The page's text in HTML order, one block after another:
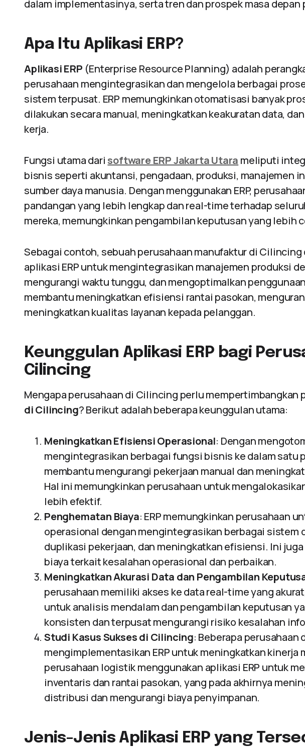
dalam implementasinya, serta tren dan prospek masa depan
Apa Itu Aplikasi ERP?
Aplikasi ERP (Enterprise Resource Planning) adalah
perusahaan mengintegrasikan dan mengelola berbagai
sistem terpusat. ERP memungkinkan otomatisasi banyak
dilakukan secara manual, meningkatkan keakuratan data,
kerja.
Fungsi utama dari software ERP Jakarta Utara meliputi
bisnis seperti akuntansi, pengadaan, produksi, manajemen
sumber daya manusia. Dengan menggunakan ERP,
pandangan yang lebih lengkap dan real-time terhadap
mereka, memungkinkan pengambilan keputusan yang lebih
Sebagai contoh, sebuah perusahaan manufaktur di Cilincing
aplikasi ERP untuk mengintegrasikan manajemen produksi
mengurangi waktu tunggu, dan mengoptimalkan penggunaan
membantu meningkatkan efisiensi rantai pasokan,
meningkatkan kualitas layanan kepada pelanggan.
Keunggulan Aplikasi ERP bagi
Cilincing
Mengapa perusahaan di Cilincing perlu mempertimbangkan
di Cilincing? Berikut adalah beberapa keunggulan utama:
Meningkatkan Efisiensi Operasional: Dengan
mengintegrasikan berbagai fungsi bisnis ke dalam satu
membantu mengurangi pekerjaan manual dan
Hal ini memungkinkan perusahaan untuk
lebih efektif.
Penghematan Biaya: ERP memungkinkan perusahaan
operasional dengan mengintegrasikan berbagai sistem
duplikasi pekerjaan, dan meningkatkan efisiensi. Ini
biaya terkait kesalahan operasional dan perbaikan.
Meningkatkan Akurasi Data dan Pengambilan
perusahaan memiliki akses ke data real-time yang
untuk analisis mendalam dan pengambilan keputusan
konsisten dan terpusat mengurangi risiko kesalahan
Studi Kasus Sukses di Cilincing: Beberapa
mengimplementasikan ERP untuk meningkatkan kinerja
perusahaan logistik menggunakan aplikasi ERP untuk
inventaris dan rantai pasokan, yang pada akhirnya
distribusi dan mengurangi biaya penyimpanan.
Jenis-Jenis Aplikasi ERP yang